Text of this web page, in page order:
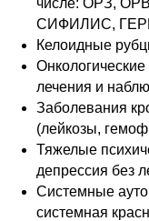
числе: ОРЗ,
СИФИЛИС,
Келоидные
лечения и
Заболевания
(лейкозы,
Тяжелые
депрессия без
Системные
системная